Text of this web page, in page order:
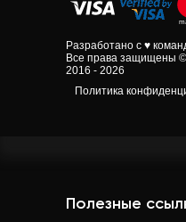
Разработано с ♥
Все права защищены ©
2016 - 2026
Политика
Полезные